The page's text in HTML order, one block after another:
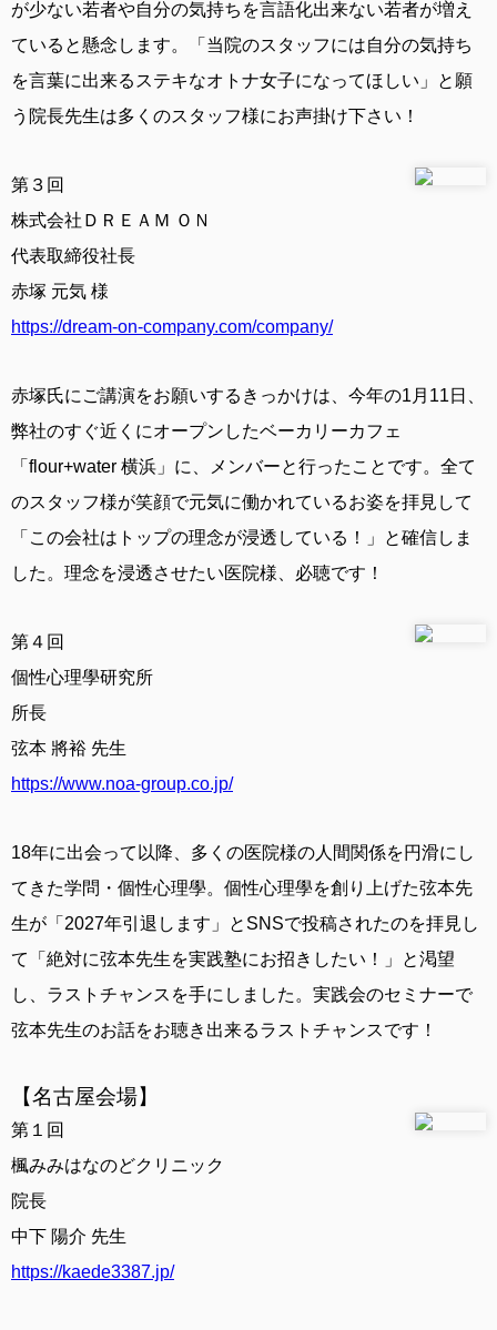
が少ない若者や自分の気持ちを言語化出来ない若者が増え
ていると懸念します。「当院のスタッフには自分の気持ち
を言葉に出来るステキなオトナ女子になってほしい」と願
う院長先生は多くのスタッフ様にお声掛け下さい！
第３回
株式会社ＤＲＥＡＭ ＯＮ
代表取締役社長
赤塚 元気 様
https://dream-on-company.com/company/
赤塚氏にご講演をお願いするきっかけは、今年の1月11日、
弊社のすぐ近くにオープンしたベーカリーカフェ
「flour+water 横浜」に、メンバーと行ったことです。全て
のスタッフ様が笑顔で元気に働かれているお姿を拝見して
「この会社はトップの理念が浸透している！」と確信しま
した。理念を浸透させたい医院様、必聴です！
第４回
個性心理學研究所
所長
弦本 將裕 先生
https://www.noa-group.co.jp/
18年に出会って以降、多くの医院様の人間関係を円滑にし
てきた学問・個性心理學。個性心理學を創り上げた弦本先
生が「2027年引退します」とSNSで投稿されたのを拝見し
て「絶対に弦本先生を実践塾にお招きしたい！」と渇望
し、ラストチャンスを手にしました。実践会のセミナーで
弦本先生のお話をお聴き出来るラストチャンスです！
【名古屋会場】
第１回
楓みみはなのどクリニック
院長
中下 陽介 先生
https://kaede3387.jp/